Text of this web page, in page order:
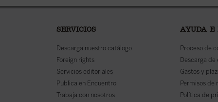
SERVICIOS
Descarga nuestro catálogo
Foreign rights
Servicios editoriales
Publica en Encuentro
Trabaja con nosotros
AYUDA E
Proceso de
Descarga de
Gastos y
Permisos de
Política de